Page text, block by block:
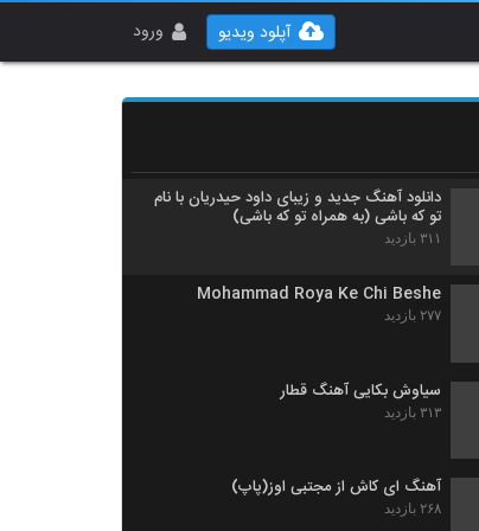
ورود آپلود ویدیو
دانلود آهنگ دردانه از رضا نصیری
دانلود آهنگ جدید و زیبای داود حیدریان با نام
تو که باشی (به همراه تو که باشی)
۳۱۱ بازدید
Mohammad Roya Ke Chi Beshe
۲۷۷ بازدید
سیاوش بکایی آهنگ قطار
۳۱۳ بازدید
آهنگ ای کاش از مجتبی اوز(پاپ)
۲۶۸ بازدید